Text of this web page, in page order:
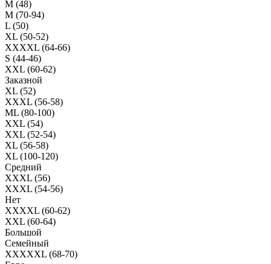
M (48)
M (70-94)
L (50)
XL (50-52)
XXXXL (64-66)
S (44-46)
XXL (60-62)
Заказной
XL (52)
XXXL (56-58)
ML (80-100)
XXL (54)
XXL (52-54)
XL (56-58)
XL (100-120)
Средний
XXXL (56)
XXXL (54-56)
Нет
XXXXL (60-62)
XXL (60-64)
Большой
Семейный
XXXXXL (68-70)